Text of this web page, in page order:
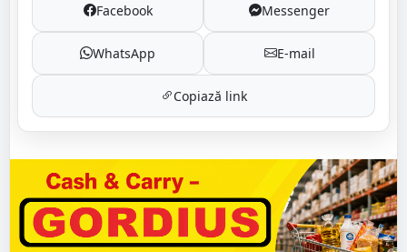
Facebook Messenger
WhatsApp E-mail
Copiază link